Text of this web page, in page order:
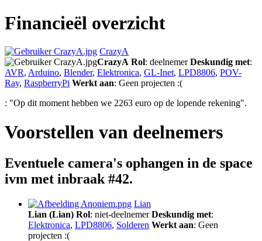
Financieël overzicht
CrazyA
CrazyA Rol: deelnemerDeskundig met:
AVR, Arduino, Blender, Elektronica, GL-Inet, LPD8806, POV-
Ray, RaspberryPi Werkt aan: Geen projecten :(
: "Op dit moment hebben we 2263 euro op de lopende rekening".
Voorstellen van deelnemers
Eventuele camera's ophangen in de space
ivm met inbraak #42.
Lian
Lian (Lian) Rol: niet-deelnemerDeskundig met:
Elektronica, LPD8806, Solderen Werkt aan: Geen
projecten :(